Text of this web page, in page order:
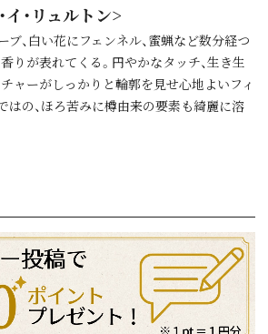
・リュルトン>
ブ、白い花にフェンネル、蜜蝋など数分経つ
りが表れてくる。円やかなタッチ、生き生
ャーがしっかりと輪郭を見せ心地よいフィ
はの、ほろ苦みに樽由来の要素も綺麗に溶